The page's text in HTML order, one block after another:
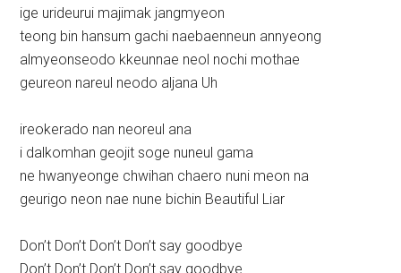
ige urideurui majimak jangmyeon
teong bin hansum gachi naebaenneun annyeong
almyeonseodo kkeunnae neol nochi mothae
geureon nareul neodo aljana Uh
ireokerado nan neoreul ana
i dalkomhan geojit soge nuneul gama
ne hwanyeonge chwihan chaero nuni meon na
geurigo neon nae nune bichin Beautiful Liar
Don’t Don’t Don’t Don’t say goodbye
Don’t Don’t Don’t Don’t say goodbye